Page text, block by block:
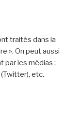
traités dans la
». On peut aussi
par les médias :
etc.